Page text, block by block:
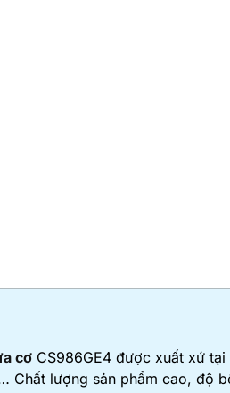
cơ CS986GE4 được xuất xứ
Chất lượng sản phẩm cao, độ